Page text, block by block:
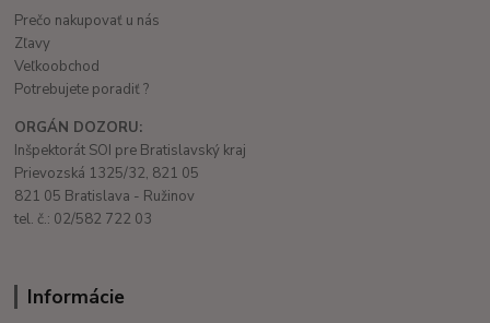
Prečo nakupovať u nás
Zľavy
Veľkoobchod
Potrebujete poradiť ?
ORGÁN DOZORU:
Inšpektorát SOI pre Bratislavský kraj
Prievozská 1325/32, 821 05
821 05 Bratislava - Ružinov
tel. č.: 02/582 722 03
Informácie